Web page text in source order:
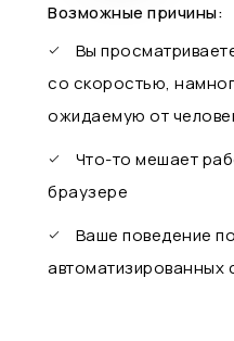
Возможные причины:
Вы
со скоростью,
ожидаемую от
Что-то мешает
браузере
Ваше поведение
автоматизированных